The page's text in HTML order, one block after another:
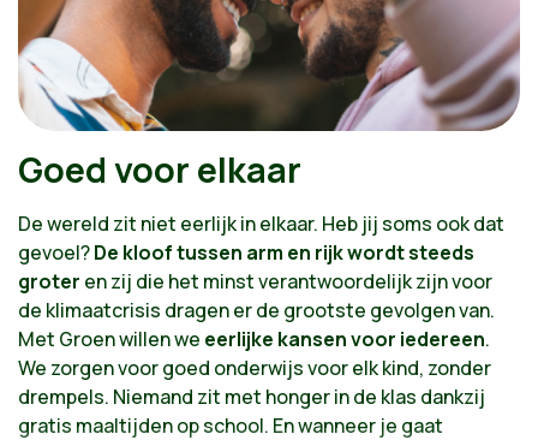
Goed voor elkaar
De wereld zit niet eerlijk in elkaar. Heb jij soms ook dat
gevoel?De kloof tussen arm en rijk wordt steeds
groter en zij die het minst verantwoordelijk zijn voor
de klimaatcrisis dragen er de grootste gevolgen van.
Met Groen willen we eerlijke kansen voor iedereen.
We zorgen voor goed onderwijs voor elk kind, zonder
drempels. Niemand zit met honger in de klas dankzij
gratis maaltijden op school. En wanneer je gaat